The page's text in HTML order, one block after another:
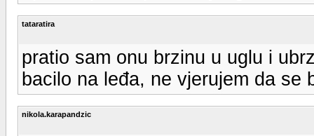
tataratira
pratio sam onu brzinu u uglu i
bacilo na leđa, ne vjerujem da
nikola.karapandzic